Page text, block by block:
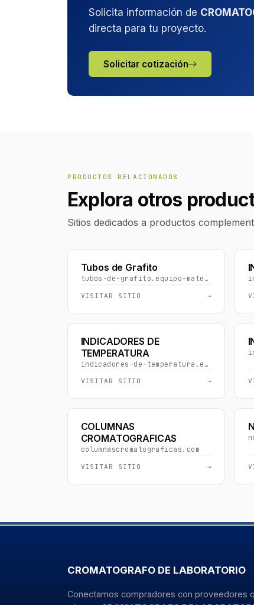
Solicita información de
directa para tu proyecto.
Solicitar cotización
PRODUCTOS RELACIONADOS
Explora otros
Sitios dedicados a productos
Tubos de Grafito
tubos-de-grafito.equipo-materialdelaboratorio.com
VISITAR SITIO →
INDICADORES DE
TEMPERATURA
indicadores-de-temperatura.equipo-materialdelaboratorio.com
VISITAR SITIO →
COLUMNAS
CROMATOGRAFICAS
columnascromatograficas.com
VISITAR SITIO →
CROMATOGRAFO DE LABORATORIO
Conectamos compradores con proveedores